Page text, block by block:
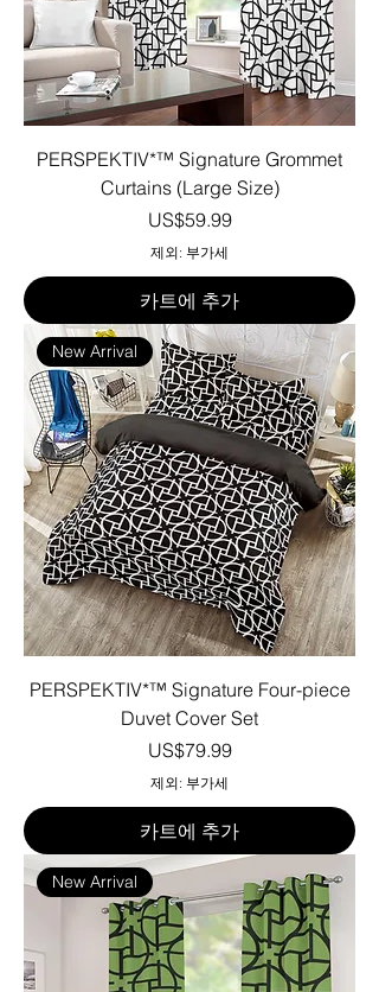
PERSPEKTIV*™️ Signature Grommet
Curtains (Large Size)
가격
US$59.99
제외: 부가세
카트에 추가
New Arrival
PERSPEKTIV*™️ Signature Four-piece
Duvet Cover Set
가격
US$79.99
제외: 부가세
카트에 추가
New Arrival